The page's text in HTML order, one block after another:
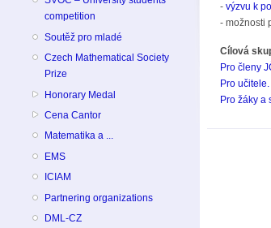
competition
Soutěž pro mladé
Czech Mathematical Society
Prize
Honorary Medal
Cena Cantor
Matematika a ...
EMS
ICIAM
Partnering organizations
DML-CZ
- výzvu k
- možnosti
Cílová
Pro členy
Pro učitele.
Pro žáky a